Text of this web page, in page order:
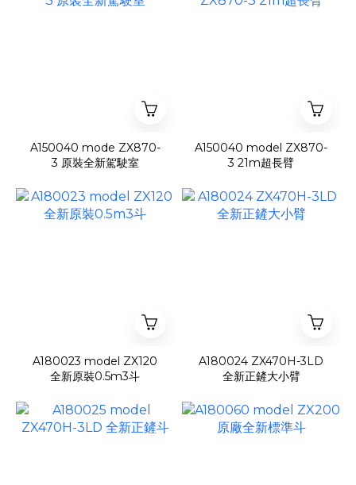
A150040 mode ZX870-
3 原裝全新駕駛室
A150040 model ZX870-
3 21m超長臂
A180023 model ZX120
全新原裝0.5m3斗
A180024 ZX470H-3LD
全新正鏟大小臂